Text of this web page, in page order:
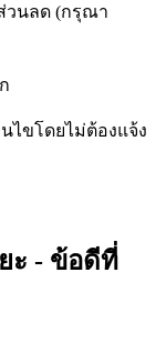
วนลด (กรุณา
ไขโดยไม่ต้องแจ้ง
ะ - ข้อดีที่